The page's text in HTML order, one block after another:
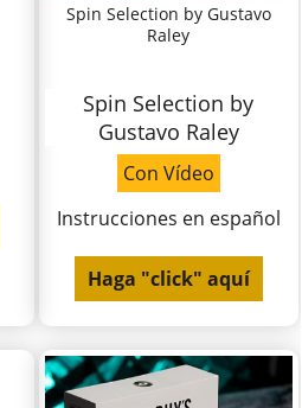
Spin Selection by Gustavo
Raley
Spin Selection by
Gustavo Raley
Con Vídeo
Instrucciones en español
Haga "click" aquí